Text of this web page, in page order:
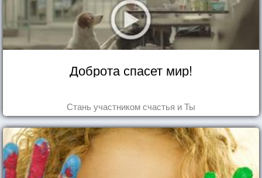
Доброта спасет мир!
Стань участником счастья и Ты